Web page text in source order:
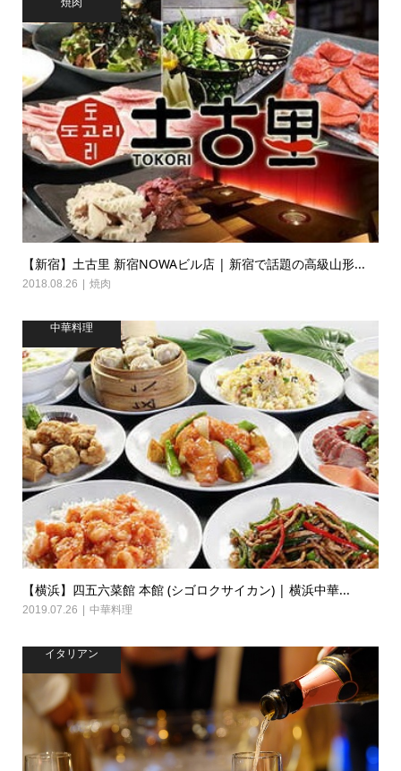
【新宿】土古里 新宿NOWAビル店 | 新宿で話題の高級山形...
2018.08.26 焼肉
中華料理
【横浜】四五六菜館 本館 (シゴロクサイカン) | 横浜中華...
2019.07.26 中華料理
イタリアン